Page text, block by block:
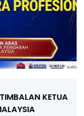
KETUA